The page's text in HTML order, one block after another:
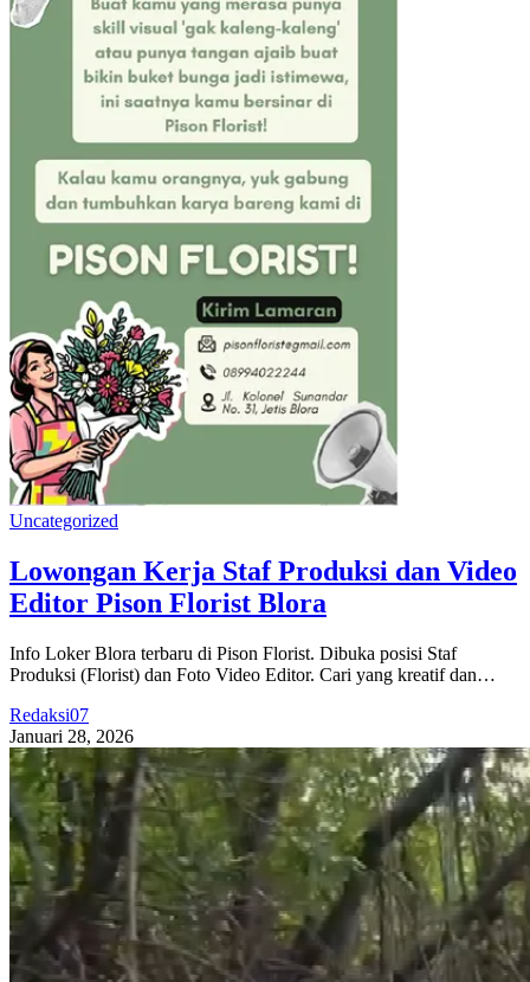
Uncategorized
Lowongan Kerja Staf Produksi dan Video
Editor Pison Florist Blora
Info Loker Blora terbaru di Pison Florist. Dibuka posisi Staf
Produksi (Florist) dan Foto Video Editor. Cari yang kreatif dan…
Redaksi07
Januari 28, 2026